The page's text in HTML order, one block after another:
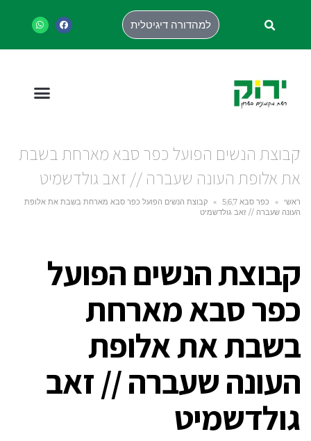
למהדורה דיגיטלית
קבוצת הנשים הפועל כפר סבא מארחת בשבת
את אלופת העונה שעברה // זאב גולדשמיט
ראשי » כפר סבא 5,6,7 »
קבוצת הנשים הפועל כפר סבא מארחת בשבת את אלופת
העונה שעברה // זאב גולדשמיט
קבוצת הנשים הפועל
כפר סבא מארחת
בשבת את אלופת
העונה שעברה // זאב
גולדשמיט